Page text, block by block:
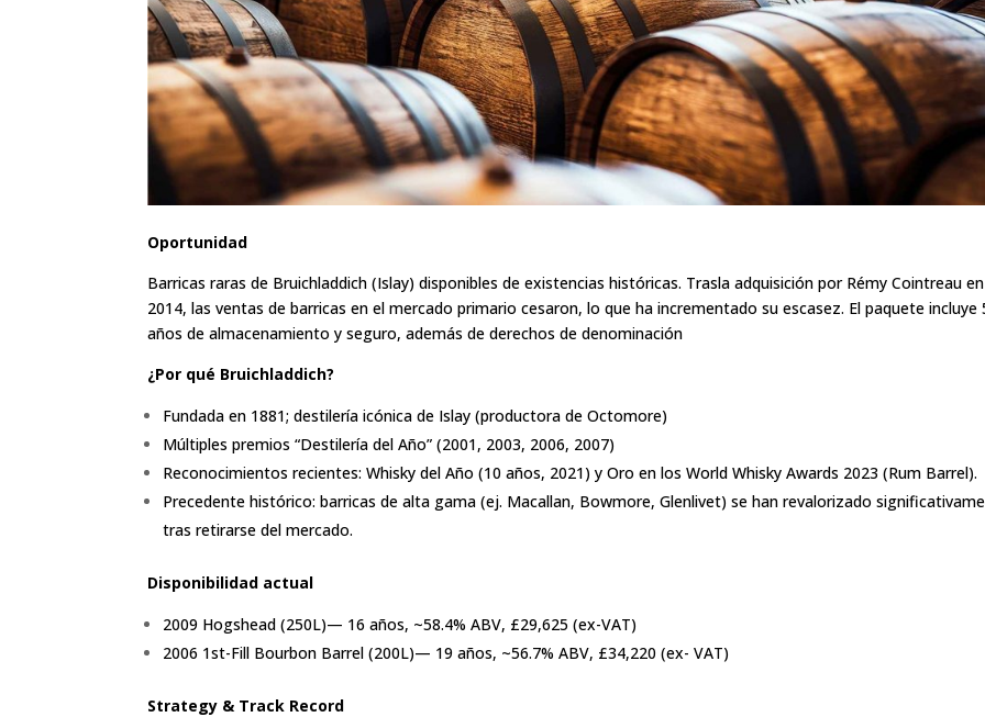
Oportunidad
Barricas raras de Bruichladdich (Islay) disponibles de existencias históricas. Trasla adquisición por Rémy Cointreau en
2014, las ventas de barricas en el mercado primario cesaron, lo que ha incrementado su escasez. El paquete incluye
años de almacenamiento y seguro, además de derechos de denominación
¿Por qué Bruichladdich?
Fundada en 1881; destilería icónica de Islay (productora de Octomore)
Múltiples premios “Destilería del Año” (2001, 2003, 2006, 2007)
Reconocimientos recientes: Whisky del Año (10 años, 2021) y Oro en los World Whisky Awards 2023 (Rum Barrel).
Precedente histórico: barricas de alta gama (ej. Macallan, Bowmore, Glenlivet) se han revalorizado
tras retirarse del mercado.
Disponibilidad actual
2009 Hogshead (250L)— 16 años, ~58.4% ABV, £29,625 (ex-VAT)
2006 1st-Fill Bourbon Barrel (200L)— 19 años, ~56.7% ABV, £34,220 (ex- VAT)
Strategy & Track Record